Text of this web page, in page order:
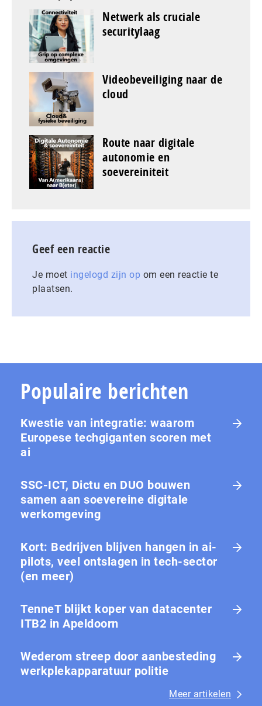
Netwerk als cruciale
securitylaag
Videobeveiliging naar de
cloud
Route naar digitale
autonomie en
soevereiniteit
Geef een reactie
Je moet ingelogd zijn op om een reactie te
plaatsen.
Populaire berichten
Kwestie van integratie: waarom
Europese tech­gi­gan­ten scoren met
ai
SSC-ICT, Dictu en DUO bouwen
samen aan soevereine digitale
werkomgeving
Kort: Bedrijven blijven hangen in ai-
pilots, veel ontslagen in tech-sector
(en meer)
TenneT blijkt koper van datacenter
ITB2 in Apeldoorn
Wederom streep door aanbesteding
werkplekapparatuur politie
Meer artikelen